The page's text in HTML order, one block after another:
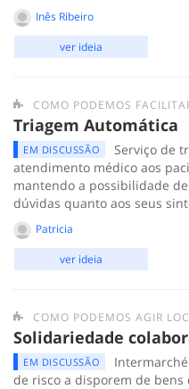
Inês Ribeiro
ver ideia
COMO PODEMOS FACILITAR
Triagem Automática
EM DISCUSSÃO
Serviço de
atendimento médico aos
mantendo a possibilidade
dúvidas quanto aos seus
Patricia
ver ideia
COMO PODEMOS AGIR LOCALMENTE PARA AJUDAR OS
Solidariedade
EM DISCUSSÃO
de risco a disporem de bens